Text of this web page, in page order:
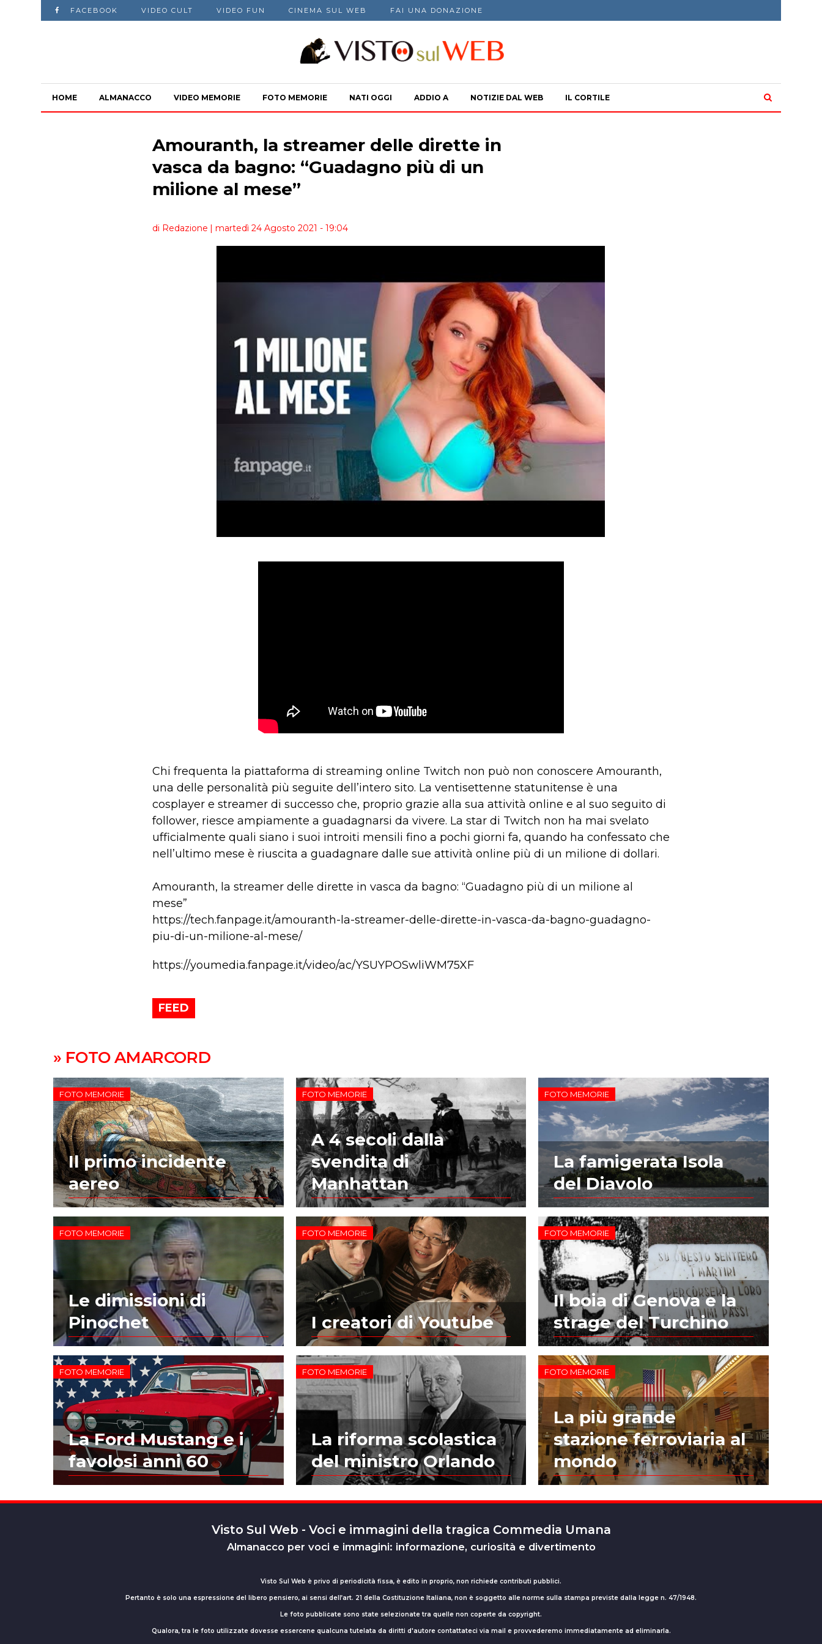
FACEBOOK VIDEO CULT VIDEO FUN CINEMA SUL WEB FAI UNA DONAZIONE
HOME ALMANACCO VIDEO MEMORIE FOTO MEMORIE NATI OGGI ADDIO A NOTIZIE DAL WEB IL CORTILE
Amouranth, la streamer delle dirette in
vasca da bagno: “Guadagno più di un
milione al mese”
di Redazione | martedì 24 Agosto 2021 - 19:04
Chi frequenta la piattaforma di streaming online Twitch non può non conoscere Amouranth,
una delle personalità più seguite dell’intero sito. La ventisettenne statunitense è una
cosplayer e streamer di successo che, proprio grazie alla sua attività online e al suo seguito di
follower, riesce ampiamente a guadagnarsi da vivere. La star di Twitch non ha mai svelato
ufficialmente quali siano i suoi introiti mensili fino a pochi giorni fa, quando ha confessato che
nell’ultimo mese è riuscita a guadagnare dalle sue attività online più di un milione di dollari.
Amouranth, la streamer delle dirette in vasca da bagno: “Guadagno più di un milione al
mese”
https://tech.fanpage.it/amouranth-la-streamer-delle-dirette-in-vasca-da-bagno-guadagno-
piu-di-un-milione-al-mese/
https://youmedia.fanpage.it/video/ac/YSUYPOSwliWM75XF
FEED
» FOTO AMARCORD
FOTO MEMORIE
Il primo incidente
aereo
FOTO MEMORIE
A 4 secoli dalla
svendita di
Manhattan
FOTO MEMORIE
La famigerata Isola
del Diavolo
FOTO MEMORIE
Le dimissioni di
Pinochet
FOTO MEMORIE
I creatori di Youtube
FOTO MEMORIE
Il boia di Genova e la
strage del Turchino
FOTO MEMORIE
La Ford Mustang e i
favolosi anni 60
FOTO MEMORIE
La riforma scolastica
del ministro Orlando
FOTO MEMORIE
La più grande
stazione ferroviaria al
mondo
Visto Sul Web - Voci e immagini della tragica Commedia Umana
Almanacco per voci e immagini: informazione, curiosità e divertimento
Visto Sul Web è privo di periodicità fissa, è edito in proprio, non richiede contributi pubblici.
Pertanto è solo una espressione del libero pensiero, ai sensi dell’art. 21 della Costituzione Italiana, non è soggetto alle norme sulla stampa previste dalla legge n. 47/1948.
Le foto pubblicate sono state selezionate tra quelle non coperte da copyright.
Qualora, tra le foto utilizzate dovesse essercene qualcuna tutelata da diritti d'autore contattateci via mail e provvederemo immediatamente ad eliminarla.